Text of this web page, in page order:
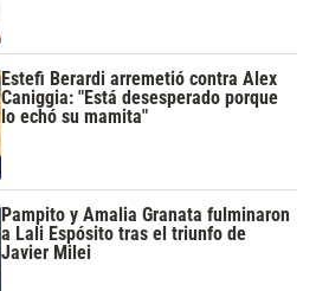
Estefi Berardi arremetió contra Alex
Caniggia: "Está desesperado porque
lo echó su mamita"
Pampito y Amalia Granata fulminaron
a Lali Espósito tras el triunfo de
Javier Milei